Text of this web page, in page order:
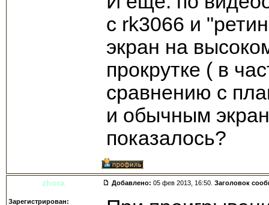
с rk3066 и
экран на
прокрутке ( в
сравнению с
и обычным
показалось?
zhora Добавлено: 05 фев 2013, 16:50. Заголовок
Зарегистрирован: